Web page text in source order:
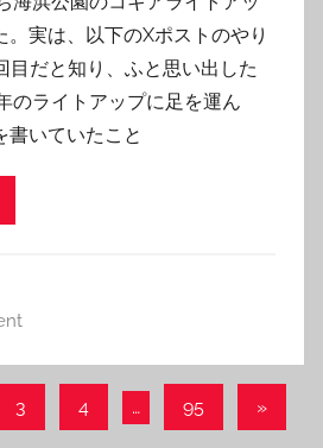
。実は、以下のXポストのやり
目だと知り、ふと思い出した
のライトアップに足を運ん
書いていたこと
3 4 … 95
Next
»